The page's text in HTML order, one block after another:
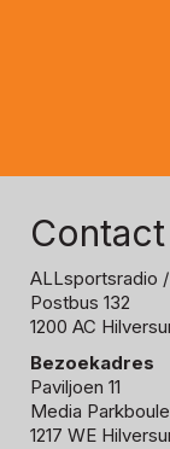
Contact
ALLsportsradio
Postbus 132
1200 AC
Bezoekadres
Paviljoen 11
Media
1217 WE